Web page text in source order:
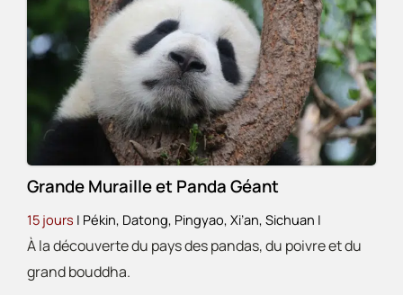
Grande Muraille et Panda Géant
15 jours | Pékin, Datong, Pingyao, Xi’an, Sichuan |
À la découverte du pays des pandas, du poivre et du
grand bouddha.